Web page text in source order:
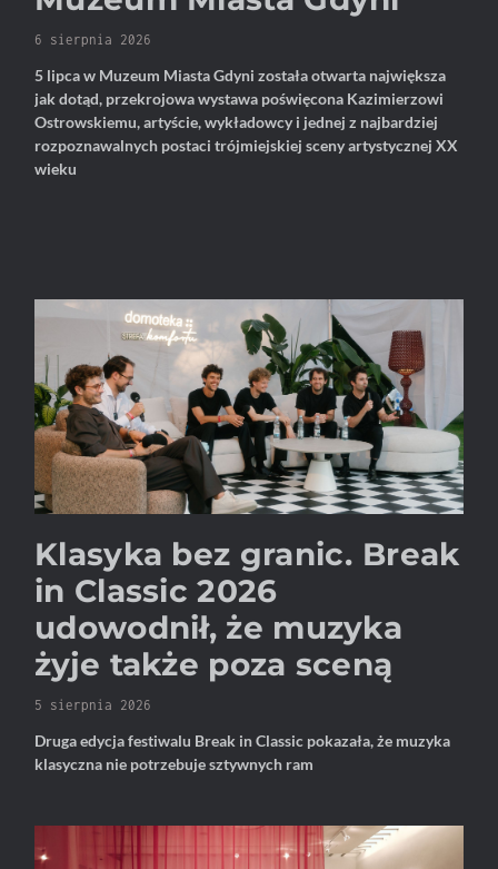
6 sierpnia 2026
5 lipca w Muzeum Miasta Gdyni została otwarta największa
jak dotąd, przekrojowa wystawa poświęcona Kazimierzowi
Ostrowskiemu, artyście, wykładowcy i jednej z najbardziej
rozpoznawalnych postaci trójmiejskiej sceny artystycznej XX
wieku
Klasyka bez granic. Break
in Classic 2026
udowodnił, że muzyka
żyje także poza sceną
5 sierpnia 2026
Druga edycja festiwalu Break in Classic pokazała, że muzyka
klasyczna nie potrzebuje sztywnych ram